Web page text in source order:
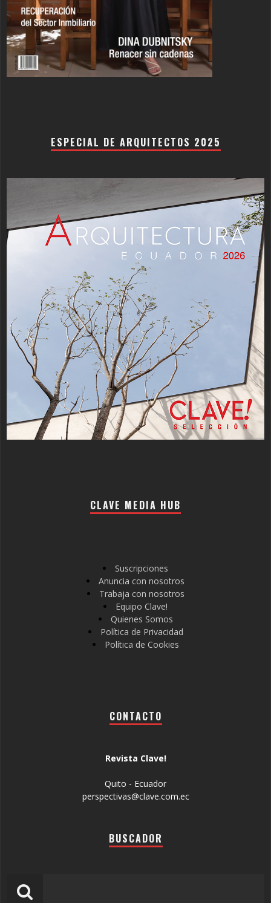
ESPECIAL DE ARQUITECTOS 2025
CLAVE MEDIA HUB
Suscripciones
Anuncia con nosotros
Trabaja con nosotros
Equipo Clave!
Quienes Somos
Política de Privacidad
Política de Cookies
CONTACTO
Revista Clave!
Quito - Ecuador
perspectivas@clave.com.ec
BUSCADOR